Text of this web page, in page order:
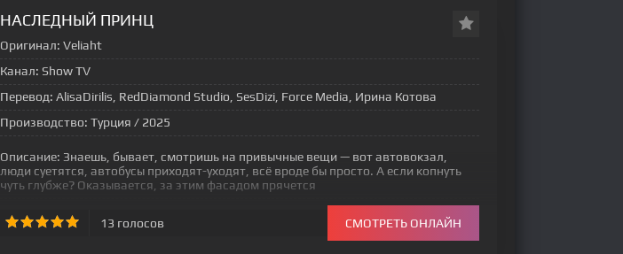
НАСЛЕДНЫЙ ПРИНЦ
Оригинал: Veliaht
Канал: Show TV
Перевод: AlisaDirilis, RedDiamond Studio, SesDizi, Force Media, Ирина Котова
Производство: Турция / 2025
Описание: Знаешь, бывает, смотришь на привычные вещи — вот автовокзал,
люди суетятся, автобусы приходят-уходят, всё вроде бы просто. А если копнуть
чуть глубже? Оказывается, за этим фасадом прячется
13 голосов СМОТРЕТЬ ОНЛАЙН